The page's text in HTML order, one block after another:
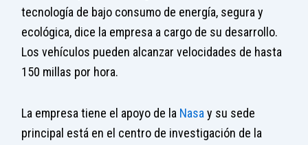
tecnología de bajo consumo de energía, segura y
ecológica, dice la empresa a cargo de su desarrollo.
Los vehículos pueden alcanzar velocidades de hasta
150 millas por hora.
La empresa tiene el apoyo de la Nasay su sede
principal está en el centro de investigación de la